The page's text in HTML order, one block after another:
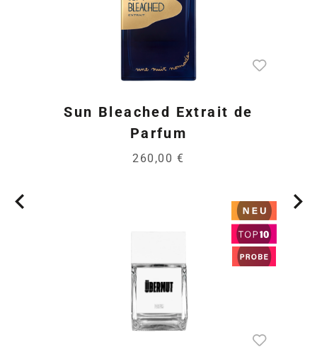
Sun Bleached Extrait de
Parfum
260,00 €